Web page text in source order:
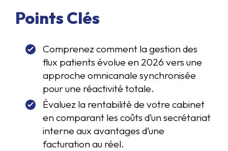
Points Clés
Comprenez comment la gestion des
flux patients évolue en 2026 vers une
approche omnicanale synchronisée
pour une réactivité totale.
Évaluez la rentabilité de votre cabinet
en comparant les coûts d’un secrétariat
interne aux avantages d’une
facturation au réel.